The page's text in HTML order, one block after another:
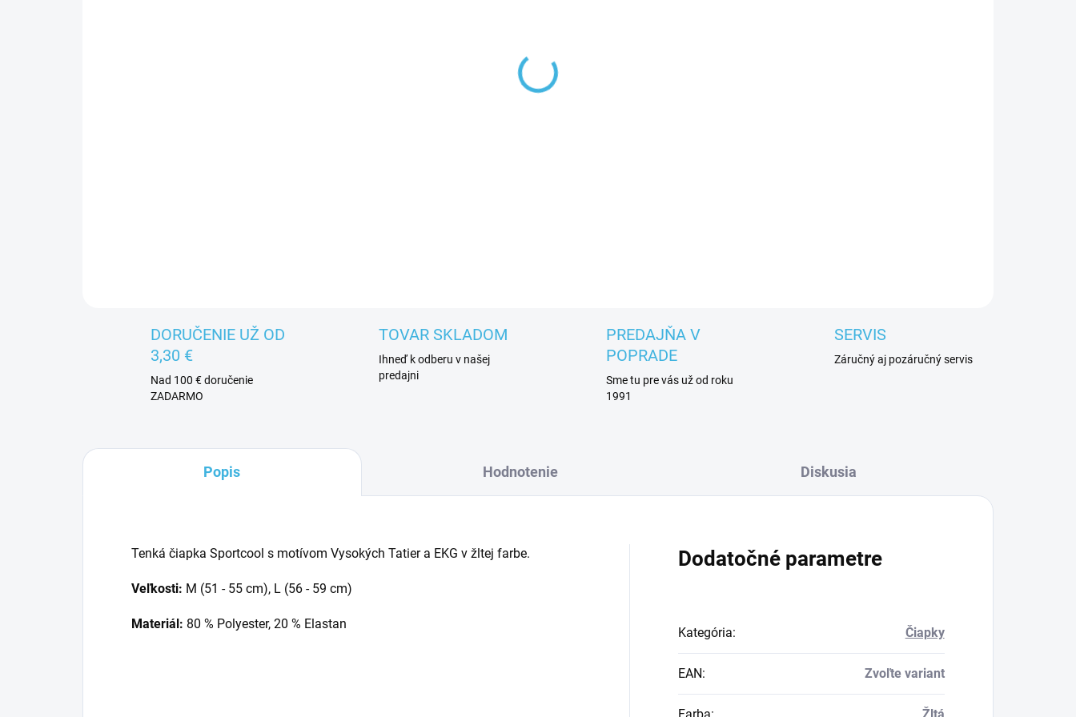
Ľahká funkčná čiapka s dvojvrstvovým lemom a jemne počesaným vnútrom.
DORUČENIE UŽ OD
3,30 €
Nad 100 € doručenie
ZADARMO
TOVAR SKLADOM
Ihneď k odberu v našej
predajni
PREDAJŇA V
POPRADE
Sme tu pre vás už od roku
1991
SERVIS
Záručný aj pozáručný servis
Popis Hodnotenie Diskusia
Tenká čiapka Sportcool s motívom Vysokých Tatier a EKG v žltej farbe.
Veľkosti: M (51 - 55 cm), L (56 - 59 cm)
Materiál: 80 % Polyester, 20 % Elastan
Dodatočné parametre
Kategória: Čiapky
EAN: Zvoľte variant